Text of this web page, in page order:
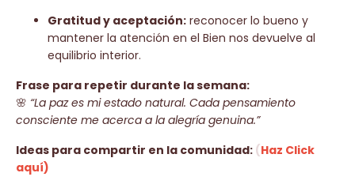
Gratitud y aceptación: reconocer lo bueno y
mantener la atención en el Bien nos devuelve al
equilibrio interior.
Frase para repetir durante la semana:
🌸 “La paz es mi estado natural. Cada pensamiento
consciente me acerca a la alegría genuina.”
Ideas para compartir en la comunidad: (Haz Click
aquí)